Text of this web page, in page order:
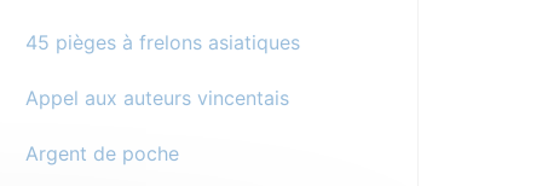
45 pièges à frelons asiatiques
Appel aux auteurs vincentais
Argent de poche